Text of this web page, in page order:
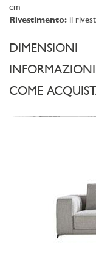
cm
Rivestimento: il
DIMENSIONI
COME